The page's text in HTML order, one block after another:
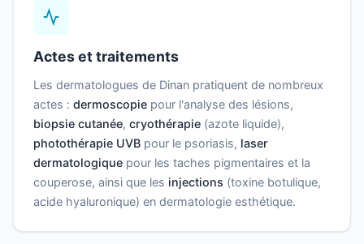
Actes et traitements
Les dermatologues de Dinan pratiquent de nombreux
actes : dermoscopie pour l'analyse des lésions,
biopsie cutanée, cryothérapie (azote liquide),
photothérapie UVB pour le psoriasis, laser
dermatologique pour les taches pigmentaires et la
couperose, ainsi que les injections (toxine botulique,
acide hyaluronique) en dermatologie esthétique.